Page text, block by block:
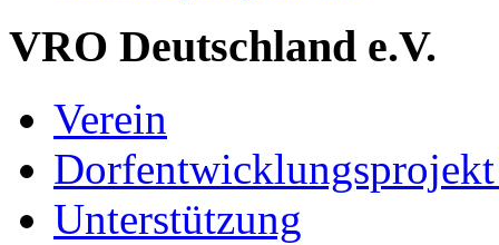
VRO Deutschland e.V.
Verein
Dorfentwicklungsprojekt
Unterstützung